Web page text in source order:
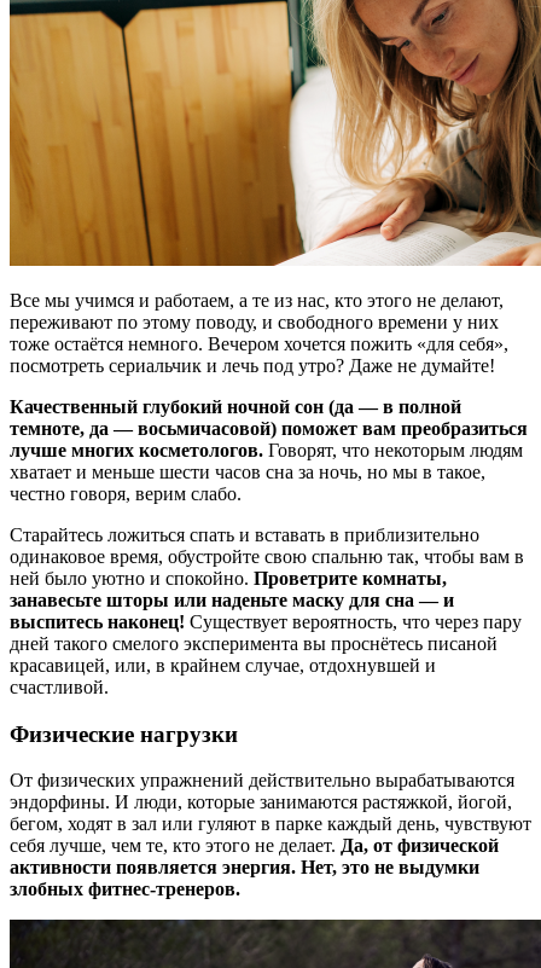
Все мы учимся и работаем, а те из нас, кто этого не делают,
переживают по этому поводу, и свободного времени у них
тоже остаётся немного. Вечером хочется пожить «для себя»,
посмотреть сериальчик и лечь под утро? Даже не думайте!
Качественный глубокий ночной сон (да — в полной
темноте, да — восьмичасовой) поможет вам преобразиться
лучше многих косметологов. Говорят, что некоторым людям
хватает и меньше шести часов сна за ночь, но мы в такое,
честно говоря, верим слабо.
Старайтесь ложиться спать и вставать в приблизительно
одинаковое время, обустройте свою спальню так, чтобы вам в
ней было уютно и спокойно. Проветрите комнаты,
занавесьте шторы или наденьте маску для сна — и
выспитесь наконец! Существует вероятность, что через пару
дней такого смелого эксперимента вы проснётесь писаной
красавицей, или, в крайнем случае, отдохнувшей и
счастливой.
Физические нагрузки
От физических упражнений действительно вырабатываются
эндорфины. И люди, которые занимаются растяжкой, йогой,
бегом, ходят в зал или гуляют в парке каждый день, чувствуют
себя лучше, чем те, кто этого не делает. Да, от физической
активности появляется энергия. Нет, это не выдумки
злобных фитнес-тренеров.